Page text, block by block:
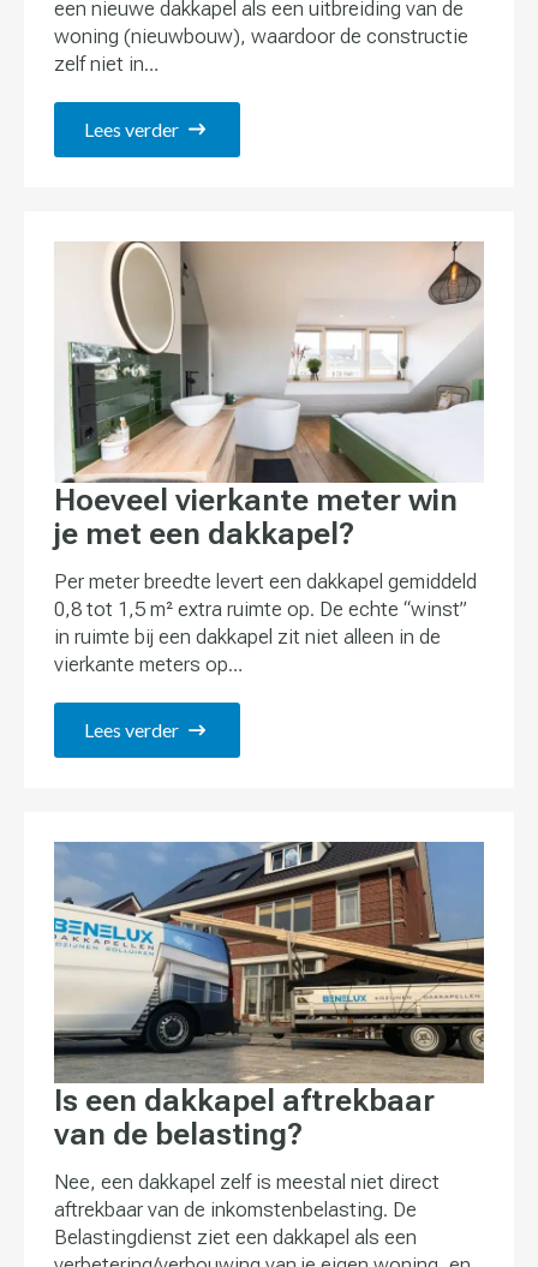
een nieuwe dakkapel als een uitbreiding van de
woning (nieuwbouw), waardoor de constructie
zelf niet in…
Lees verder
Hoeveel vierkante meter win
je met een dakkapel?
Per meter breedte levert een dakkapel gemiddeld
0,8 tot 1,5 m² extra ruimte op. De echte “winst”
in ruimte bij een dakkapel zit niet alleen in de
vierkante meters op…
Lees verder
Is een dakkapel aftrekbaar
van de belasting?
Nee, een dakkapel zelf is meestal niet direct
aftrekbaar van de inkomstenbelasting. De
Belastingdienst ziet een dakkapel als een